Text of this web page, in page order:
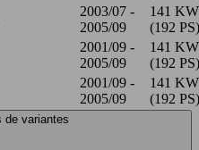
2003/07 -
2005/09
141 KW
(192 PS)
2001/09 -
2005/09
141 KW
(192 PS)
2001/09 -
2005/09
141 KW
(192 PS)
de variantes